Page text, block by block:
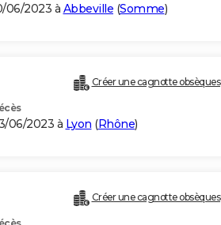
06/2023 à Abbeville (Somme)
Créer une cagnotte obsèques
06/2023 à Lyon (Rhône)
Créer une cagnotte obsèques